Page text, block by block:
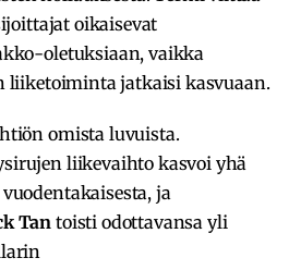
oikaisevat
oletuksiaan, vaikka
liiketoiminta jatkaisi kasvuaan.
omista luvuista.
liikevaihto kasvoi yhä
ja
Tan toisti odottavansa yli